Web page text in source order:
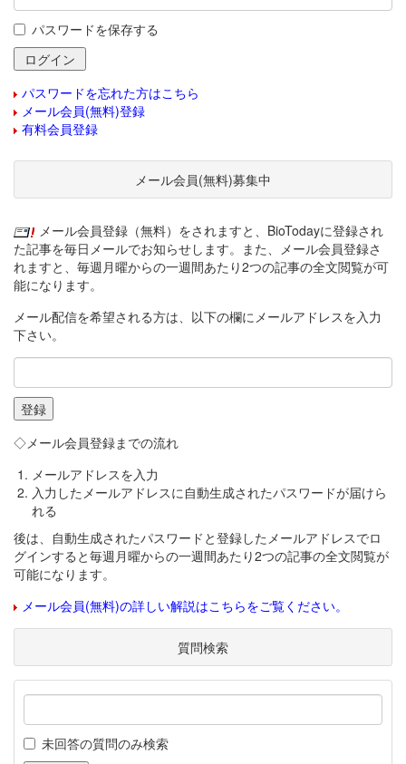
パスワードを保存する
パスワードを忘れた方はこちら
メール会員(無料)登録
有料会員登録
メール会員(無料)募集中
メール会員登録（無料）をされますと、BioTodayに登録され
た記事を毎日メールでお知らせします。また、メール会員登録さ
れますと、毎週月曜からの一週間あたり2つの記事の全文閲覧が可
能になります。
メール配信を希望される方は、以下の欄にメールアドレスを入力
下さい。
◇メール会員登録までの流れ
メールアドレスを入力
入力したメールアドレスに自動生成されたパスワードが届けら
れる
後は、自動生成されたパスワードと登録したメールアドレスでロ
グインすると毎週月曜からの一週間あたり2つの記事の全文閲覧が
可能になります。
メール会員(無料)の詳しい解説はこちらをご覧ください。
質問検索
未回答の質問のみ検索